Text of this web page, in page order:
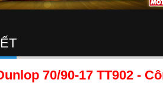
70/90-17 TT902 -